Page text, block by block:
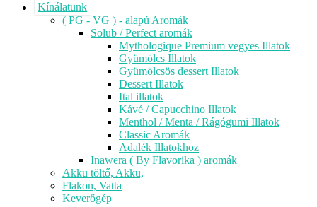
Kínálatunk
( PG - VG ) - alapú Aromák
Solub / Perfect aromák
Mythologique Premium vegyes Illatok
Gyümölcs Illatok
Gyümölcsös dessert Illatok
Dessert Illatok
Ital illatok
Kávé / Capucchino Illatok
Menthol / Menta / Rágógumi Illatok
Classic Aromák
Adalék Illatokhoz
Inawera ( By Flavorika ) aromák
Akku töltő, Akku,
Flakon, Vatta
Keverőgép